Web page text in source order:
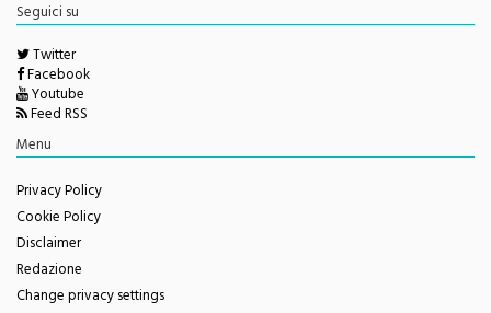
Seguici su
Twitter
Facebook
Youtube
Feed RSS
Menu
Privacy Policy
Cookie Policy
Disclaimer
Redazione
Change privacy settings